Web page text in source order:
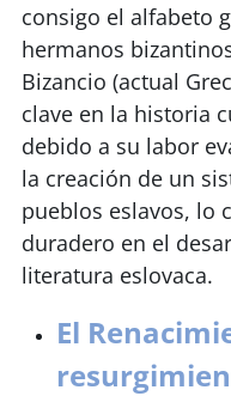
consigo el alfabeto
hermanos
Bizancio (actual
clave en la historia
debido a su labor
la creación de un
pueblos eslavos, lo
duradero en el
literatura eslovaca.
El